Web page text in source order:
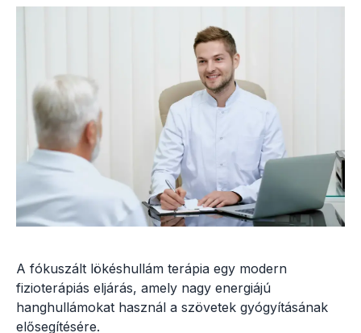
A fókuszált lökéshullám terápia egy modern
fizioterápiás eljárás, amely nagy energiájú
hanghullámokat használ a szövetek gyógyításának
elősegítésére.